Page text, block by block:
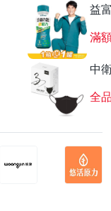
益
滿
中
全